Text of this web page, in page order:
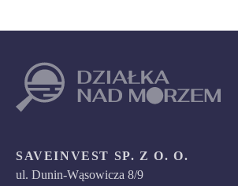
SAVEINVEST SP. Z O. O.
ul. Dunin-Wąsowicza 8/9